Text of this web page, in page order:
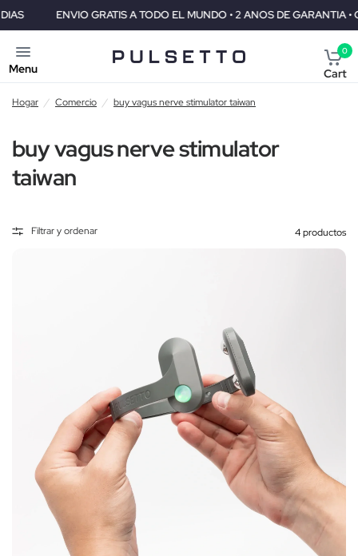
ENVIO GRATIS A TODO EL MUNDO • 2 ANOS DE GARANTIA •
Menu
0
Cart
Hogar / Comercio / buy vagus nerve stimulator taiwan
buy vagus nerve stimulator
taiwan
Filtrar y ordenar 4 productos